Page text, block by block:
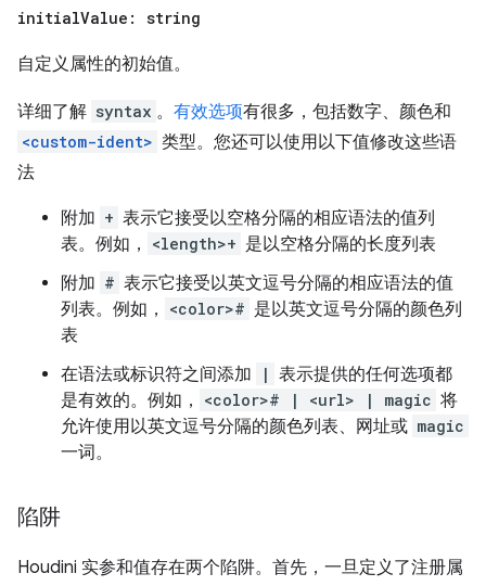
initialValue: string
自定义属性的初始值。
详细了解 syntax 。 有效选项有很多，包括数字、颜色和
<custom-ident> 类型。您还可以使用以下值修改这些语
法
附加 + 表示它接受以空格分隔的相应语法的值列
表。例如，
<length>+ 是以空格分隔的长度列表
附加 # 表示它接受以英文逗号分隔的相应语法的值
列表。例如，
<color># 是以英文逗号分隔的颜色列
表
在语法或标识符之间添加
| 表示提供的任何选项都
是有效的。例如，
<color># | <url> | magic 将
允许使用以英文逗号分隔的颜色列表、网址或 magic
一词。
陷阱
Houdini 实参和值存在两个陷阱。首先，一旦定义了注册属